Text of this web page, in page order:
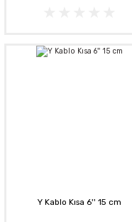
Y Kablo Kısa 6'' 15 cm